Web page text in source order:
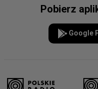
Pobierz
Google